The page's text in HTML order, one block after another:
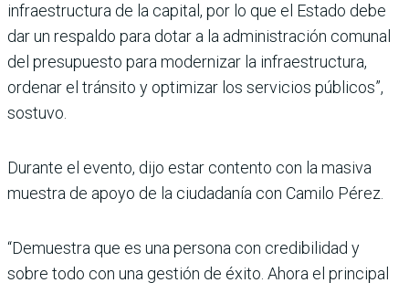
infraestructura de la capital, por lo que el Estado debe
dar un respaldo para dotar a la administración comunal
del presupuesto para modernizar la infraestructura,
ordenar el tránsito y optimizar los servicios públicos”,
sostuvo.
Durante el evento, dijo estar contento con la masiva
muestra de apoyo de la ciudadanía con Camilo Pérez.
“Demuestra que es una persona con credibilidad y
sobre todo con una gestión de éxito. Ahora el principal